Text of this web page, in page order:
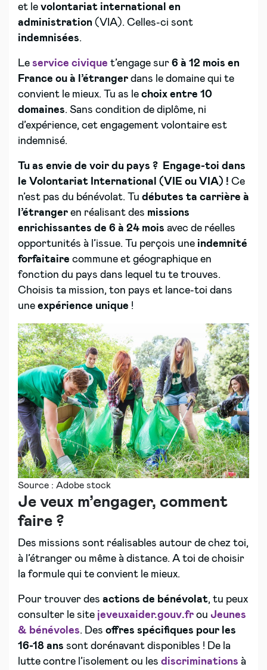
et le volontariat international en
administration (VIA). Celles-ci sont
indemnisées.
Le service civique t’engage sur 6 à 12 mois en
France ou à l’étranger dans le domaine qui te
convient le mieux. Tu as le choix entre 10
domaines. Sans condition de diplôme, ni
d’expérience, cet engagement volontaire est
indemnisé.
Tu as envie de voir du pays ? Engage-toi dans
le Volontariat International (VIE ou VIA) ! Ce
n’est pas du bénévolat. Tu débutes ta carrière à
l’étranger en réalisant des missions
enrichissantes de 6 à 24 mois avec de réelles
opportunités à l’issue. Tu perçois une indemnité
forfaitaire commune et géographique en
fonction du pays dans lequel tu te trouves.
Choisis ta mission, ton pays et lance-toi dans
une expérience unique !
Source : Adobe stock
Je veux m’engager, comment
faire ?
Des missions sont réalisables autour de chez toi,
à l’étranger ou même à distance. A toi de choisir
la formule qui te convient le mieux.
Pour trouver des actions de bénévolat, tu peux
consulter le site jeveuxaider.gouv.fr ou Jeunes
& bénévoles. Des offres spécifiques pour les
16-18 ans sont dorénavant disponibles ! De la
lutte contre l’isolement ou les discriminations à